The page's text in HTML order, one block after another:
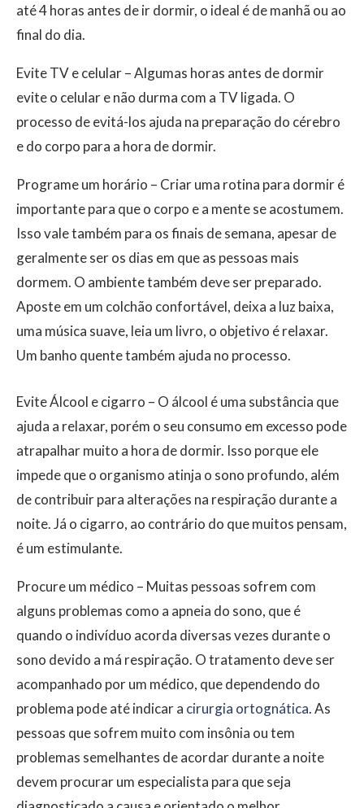
até 4 horas antes de ir dormir, o ideal é de manhã ou ao
final do dia.
Evite TV e celular – Algumas horas antes de dormir
evite o celular e não durma com a TV ligada. O
processo de evitá-los ajuda na preparação do cérebro
e do corpo para a hora de dormir.
Programe um horário – Criar uma rotina para dormir é
importante para que o corpo e a mente se acostumem.
Isso vale também para os finais de semana, apesar de
geralmente ser os dias em que as pessoas mais
dormem. O ambiente também deve ser preparado.
Aposte em um colchão confortável, deixa a luz baixa,
uma música suave, leia um livro, o objetivo é relaxar.
Um banho quente também ajuda no processo.
Evite Álcool e cigarro – O álcool é uma substância que
ajuda a relaxar, porém o seu consumo em excesso pode
atrapalhar muito a hora de dormir. Isso porque ele
impede que o organismo atinja o sono profundo, além
de contribuir para alterações na respiração durante a
noite. Já o cigarro, ao contrário do que muitos pensam,
é um estimulante.
Procure um médico – Muitas pessoas sofrem com
alguns problemas como a apneia do sono, que é
quando o indivíduo acorda diversas vezes durante o
sono devido a má respiração. O tratamento deve ser
acompanhado por um médico, que dependendo do
problema pode até indicar a cirurgia ortognática. As
pessoas que sofrem muito com insônia ou tem
problemas semelhantes de acordar durante a noite
devem procurar um especialista para que seja